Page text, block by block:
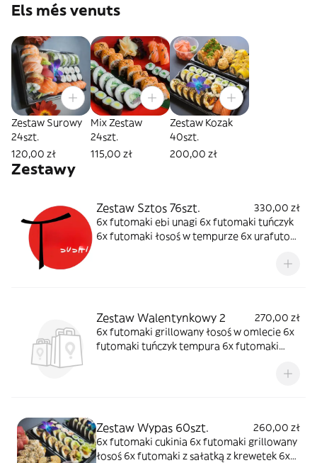
Els més venuts
Zestaw Surowy
24szt.
120,00 zł
Mix Zestaw
24szt.
115,00 zł
Zestaw Kozak
40szt.
200,00 zł
Zestawy
Zestaw Sztos 76szt.
330,00 zł
6x futomaki ebi unagi 6x futomaki tuńczyk
6x futomaki łosoś w tempurze 6x urafuto
szparag 8x uramaki gravadlax 8x hosomaki
Zestaw Walentynkowy 2
270,00 zł
6x futomaki grillowany łosoś w omlecie 6x
futomaki tuńczyk tempura 6x futomaki
Zestaw Wypas 60szt.
260,00 zł
6x futomaki cukinia 6x futomaki grillowany
łosoś 6x futomaki z sałatką z krewetek 6x